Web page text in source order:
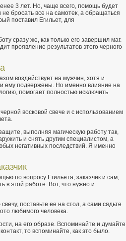
3 лет. Но, чаще всего, помощь будет
бросать все на самотек, а обращаться
поставил Егильет, для
сразу же, как только его завершил маг.
проявление результатов этого черного
воздействует на мужчин, хотя и
ему подвержены. Но именно влияние на
помогает полностью исключить
восковой свече и с использованием
выполняя магическую работу так,
и снять другим специалистом, а
негативных последствий. Я именно
по вопросу Егильета, заказчик и сам,
в этой работе. Вот, что нужно и
поставьте ее на стол, а сами сядьте
любимого человека.
на его образе. Вспоминайте и думайте
то вспоминайте, как это было.